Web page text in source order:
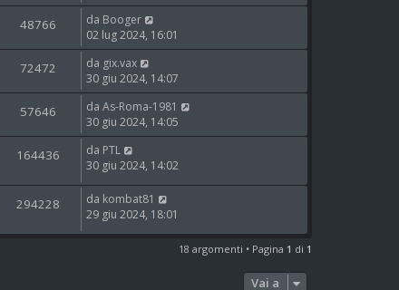
48766 da Booger
02 lug 2024, 16:01
72472 da gix.vax
30 giu 2024, 14:07
57646 da As-Roma-1981
30 giu 2024, 14:05
164436 da PTL
30 giu 2024, 14:02
294228 da kombat81
29 giu 2024, 18:01
18 argomenti • Pagina 1 di 1
Vai a